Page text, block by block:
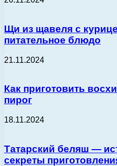
Щи из щавеля с
питательное блюдо
21.11.2024
Как приготовить
пирог
18.11.2024
Татарский беляш —
секреты